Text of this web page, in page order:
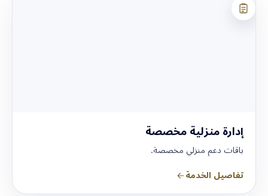
إدارة منزلية مخصصة
باقات دعم منزلي مخصصة.
تفاصيل الخدمة